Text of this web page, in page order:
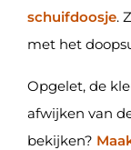
schuifdoosje.
met het
Opgelet, de
afwijken van
bekijken?